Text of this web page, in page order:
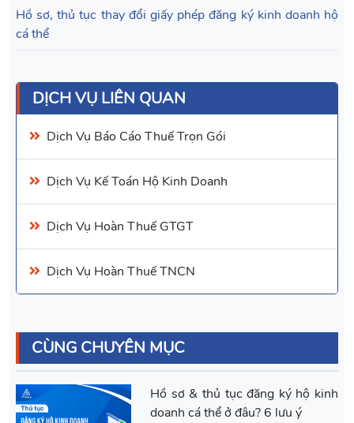
Hồ sơ, thủ tục thay đổi giấy phép đăng ký kinh doanh hộ
cá thể
DỊCH VỤ LIÊN QUAN
Dịch Vụ Báo Cáo ThuếTrọn Gói
Dịch Vụ Kế Toán Hộ Kinh Doanh
Dịch Vụ Hoàn Thuế GTGT
Dịch Vụ Hoàn Thuế TNCN
CÙNG CHUYÊN MỤC
Hồ sơ & thủ tục đăng ký hộ kinh
doanh cá thể ở đâu? 6 lưu ý